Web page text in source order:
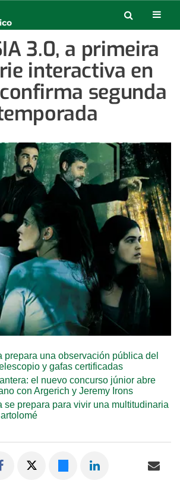
3.0, a primeira
interactiva en
segunda
prepara una observación pública del
y gafas certificadas
el nuevo concurso júnior abre
con Argerich y Jeremy Irons
se prepara para vivir una multitudinaria